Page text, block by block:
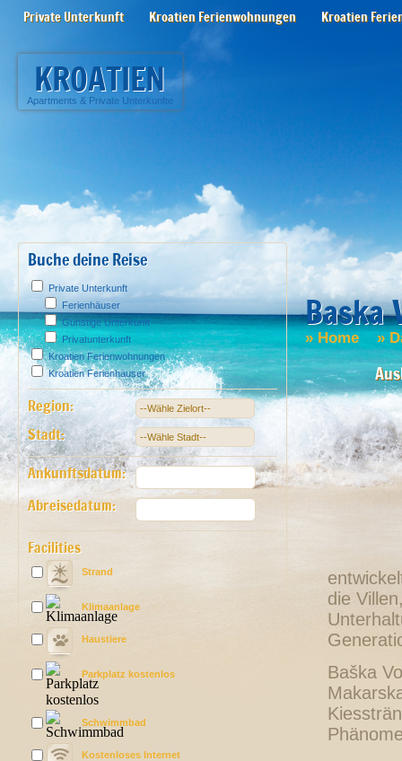
Private Unterkunft Kroatien Ferienwohnungen Kroatien
KROATIEN
Apartments & Private Unterkunfte
Buche deine Reise
Private Unterkunft
Ferienhäuser
Günstige Unterkunft
Privatunterkunft
Kroatien Ferienwohnungen
Kroatien Ferienhäuser
Region:
Stadt:
Ankunftsdatum:
Abreisedatum:
Facilities
Strand
Klimaanlage
Haustiere
Parkplatz kostenlos
Schwimmbad
Kostenloses Internet
Baska
» Home »
die
Baška